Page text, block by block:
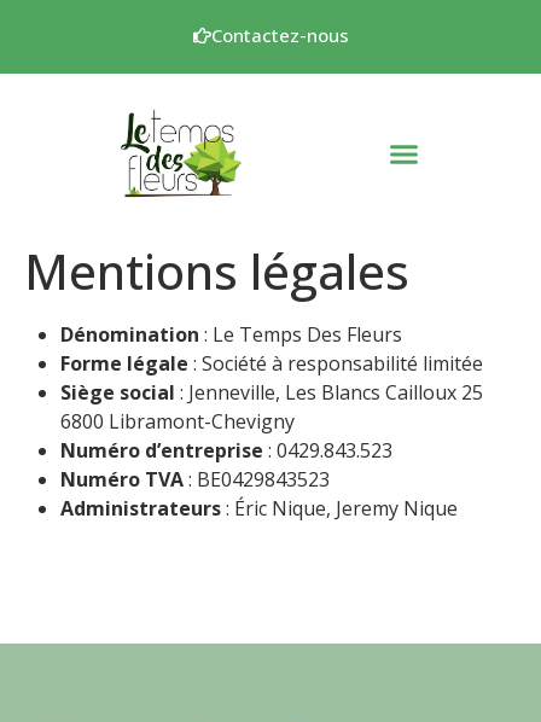
Contactez-nous
Mentions légales
Dénomination : Le Temps Des Fleurs
Forme légale : Société à responsabilité limitée
Siège social : Jenneville, Les Blancs Cailloux 25
6800 Libramont-Chevigny
Numéro d’entreprise : 0429.843.523
Numéro TVA: BE0429843523
Administrateurs: Éric Nique, Jeremy Nique